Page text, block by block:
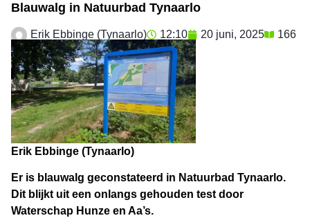
Blauwalg in Natuurbad Tynaarlo
Erik Ebbinge (Tynaarlo) 12:10 20 juni, 2025 166
Erik Ebbinge (Tynaarlo)
Er is blauwalg geconstateerd in Natuurbad Tynaarlo.
Dit blijkt uit een onlangs gehouden test door
Waterschap Hunze en Aa’s.